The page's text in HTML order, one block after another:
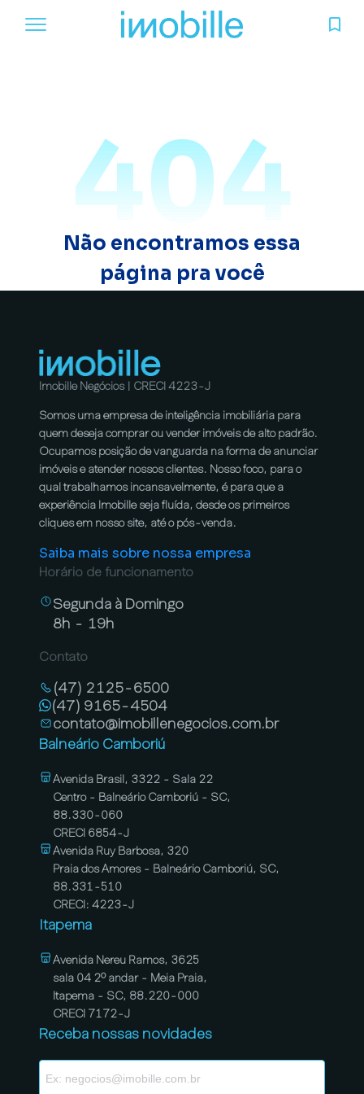
404
Não encontramos essa
página pra você
Imobille Negócios | CRECI 4223-J
Somos uma empresa de inteligência imobiliária para
quem deseja comprar ou vender imóveis de alto padrão.
Ocupamos posição de vanguarda na forma de anunciar
imóveis e atender nossos clientes. Nosso foco, para o
qual trabalhamos incansavelmente, é para que a
experiência Imobille seja fluída, desde os primeiros
cliques em nosso site, até o pós-venda.
Saiba mais sobre nossa empresa
Horário de funcionamento
Segunda à Domingo
8h - 19h
Contato
(47) 2125-6500
(47) 9165-4504
contato@imobillenegocios.com.br
Balneário Camboriú
Avenida Brasil, 3322 - Sala 22
Centro - Balneário Camboriú - SC,
88.330-060
CRECI 6854-J
Avenida Ruy Barbosa, 320
Praia dos Amores - Balneário Camboriú, SC,
88.331-510
CRECI: 4223-J
Itapema
Avenida Nereu Ramos, 3625
sala 04 2º andar - Meia Praia,
Itapema - SC, 88.220-000
CRECI 7172-J
Receba nossas novidades